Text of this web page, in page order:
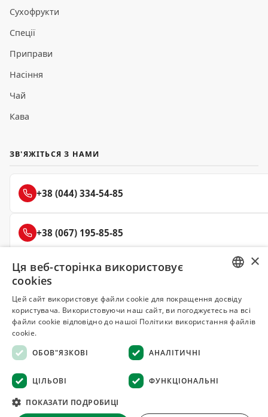
Сухофрукти
Спеції
Приправи
Насіння
Чай
Кава
ЗВ'ЯЖІТЬСЯ З НАМИ
+38 (044) 334-54-85
+38 (067) 195-85-85
+38 (050) 145-85-45
СПЕЦІЇ ТА ПРЯНОЩІ
© 2008–2026 Магазин спецій та прянощів Делюкс, Київ
Всі матеріали на сайті захищені авторським правом
Оферта · Повернення товару Гарантія якості · Конфіденційність
UKRAINIAN
×
Ця веб-сторінка використовує
cookies
Цей сайт використовує файли cookie для покращення досвіду
користувача. Використовуючи наш сайт, ви погоджуєтесь на всі
файли cookie відповідно до нашої Політики використання файлів
cookie.
ОБОВ"ЯЗКОВІ
АНАЛІТИЧНІ
ЦІЛЬОВІ ФУНКЦІОНАЛЬНІ
ПОКАЗАТИ ПОДРОБИЦІ